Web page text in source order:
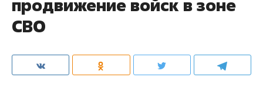
продвижение войск в зоне
СВО